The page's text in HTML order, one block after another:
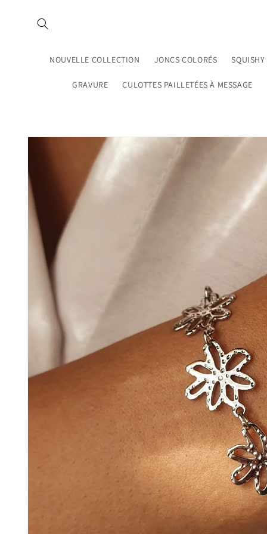
NOUVELLE COLLECTION JONCS COLORÉS SQUISHY
GRAVURE CULOTTES PAILLETÉES À MESSAGE
Passer aux